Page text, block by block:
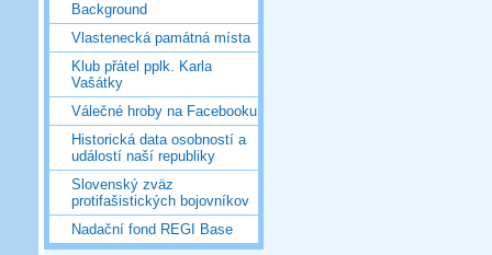
Background
Vlastenecká památná místa
Klub přátel pplk. Karla
Vašátky
Válečné hroby na Facebooku
Historická data osobností a
událostí naší republiky
Slovenský zväz
protifašistických bojovníkov
Nadační fond REGI Base